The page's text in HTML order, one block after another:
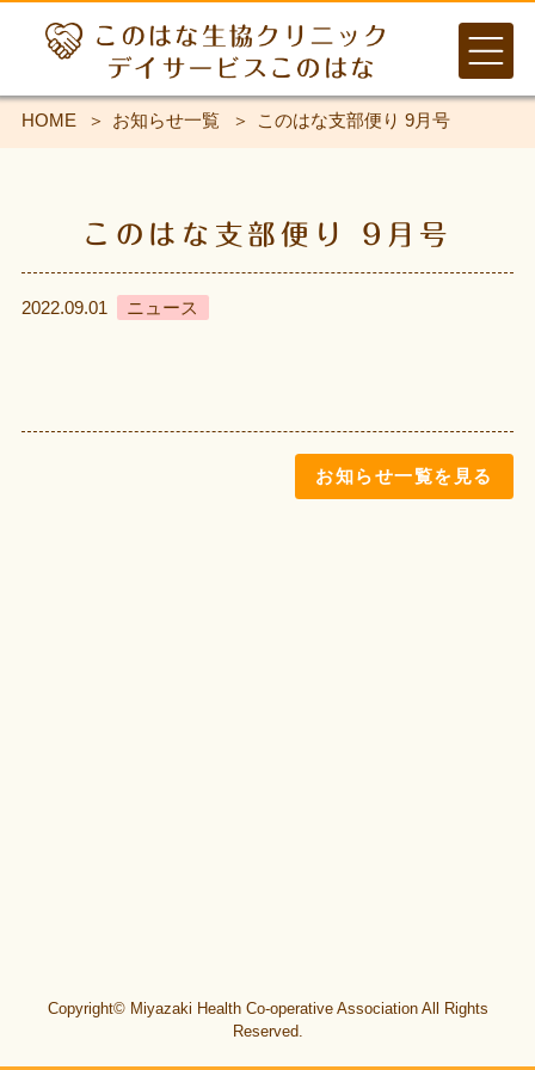
HOME お知らせ一覧 このはな支部便り 9月号
このはな支部便り 9月号
2022.09.01 ニュース
お知らせ一覧を見る
Copyright© Miyazaki Health Co-operative Association All Rights
Reserved.